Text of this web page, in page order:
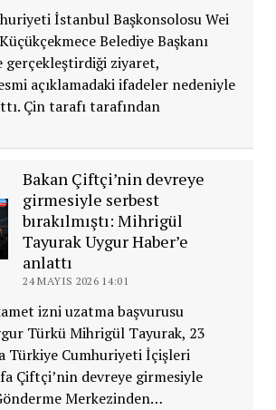
İstanbul Başkonsolosu Wei
Belediye Başkanı
gerçekleştirdiği ziyaret,
açıklamadaki ifadeler nedeniyle
Çin tarafı tarafından
Bakan Çiftçi’nin devreye
girmesiyle serbest
bırakılmıştı: Mihrigül
Tayurak Uygur Haber’e
anlattı
24 MAYIS 2026 14:01
izni uzatma başvurusu
Türkü Mihrigül Tayurak, 23
Türkiye Cumhuriyeti İçişleri
Çiftçi’nin devreye girmesiyle
Merkezinden…